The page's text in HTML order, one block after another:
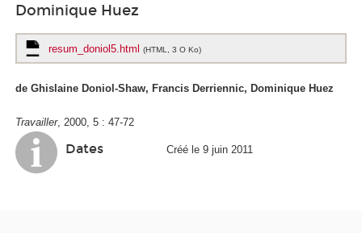
Dominique Huez
resum_doniol5.html (HTML, 3 O Ko)
de Ghislaine Doniol-Shaw, Francis Derriennic, Dominique Huez
Travailler, 2000, 5 : 47-72
Dates Créé le 9 juin 2011